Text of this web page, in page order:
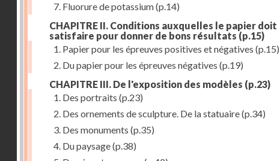
7. Fluorure de potassium(p.14)
CHAPITRE II. Conditions auxquelles le papier doit
satisfaire pour donner de bons résultats (p.15)
1. Papier pour les épreuves positives et négatives (p.15)
2. Du papier pour les épreuves négatives (p.19)
CHAPITRE III. De l'exposition des modèles (p.23)
1. Des portraits (p.23)
2. Des ornements de sculpture. De la statuaire(p.34)
3. Des monuments (p.35)
4. Du paysage(p.38)